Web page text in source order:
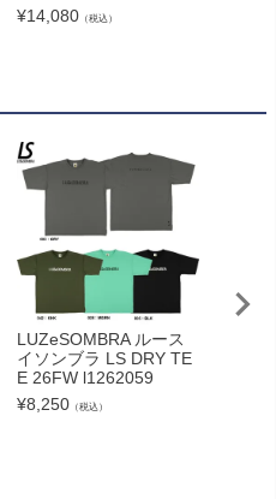
¥14,080 （税込）
LUZeSOMBRA ルース
イソンブラ LS DRY TE
E 26FW l1262059
¥8,250 （税込）